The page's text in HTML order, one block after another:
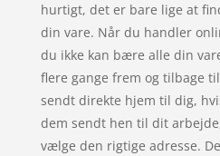
hurtigt, det er bare lige at
din vare. Når du handler
du ikke kan bære alle din
flere gange frem og tilbage
sendt direkte hjem til dig,
dem sendt hen til dit
vælge den rigtige adresse.